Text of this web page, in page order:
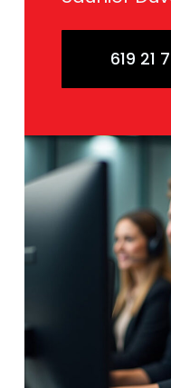
619 21